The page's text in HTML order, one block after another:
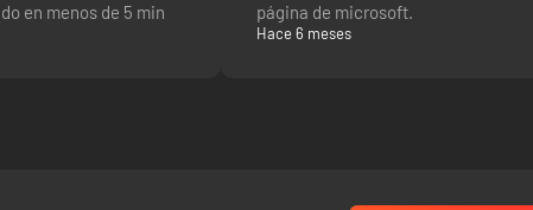
en menos de 5 min
página de microsoft.
Hace 6 meses